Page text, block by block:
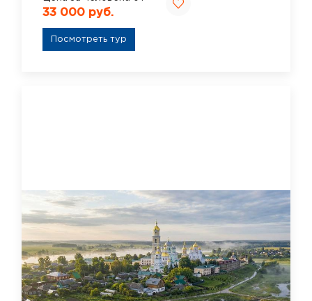
33 000 руб.
Посмотреть тур